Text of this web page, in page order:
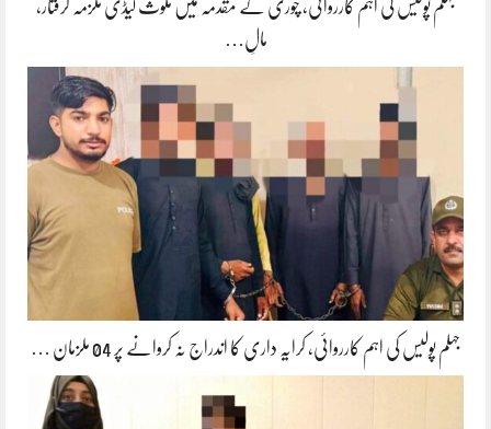
جہلم پولیس کی اہم کارروائی، چوری کے مقدمہ میں ملوث لیڈی ملزمہ گرفتار،
مالِ…
جہلم پولیس کی اہم کارروائی، کرایہ داری کا اندراج نہ کروانے پر 04 ملزمان …